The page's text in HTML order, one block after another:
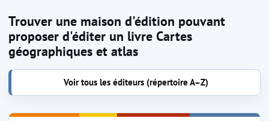
Trouver une maison d'édition pouvant
proposer d'éditer un livre Cartes
géographiques et atlas
Voir tous les éditeurs (répertoire A–Z)